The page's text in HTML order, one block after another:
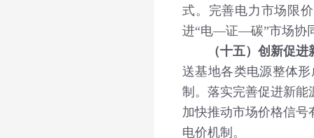
式。完善电力市场限
进“电—证—碳”市场协
（十五）创新促
送基地各类电源整体
制。落实完善促进新能
加快推动市场价格信
电价机制。